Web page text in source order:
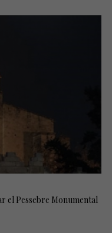
T
el Pessebre Monumental